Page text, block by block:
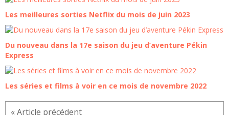
Les meilleures sorties Netflix du mois de juin 2023
Du nouveau dans la 17e saison du jeu d’aventure Pékin
Express
Les séries et films à voir en ce mois de novembre 2022